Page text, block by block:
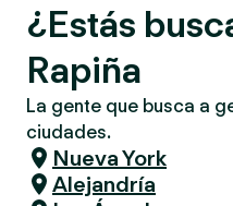
¿Estás
Rapiña
La gente que busca a
ciudades.
Nueva York
Alejandría